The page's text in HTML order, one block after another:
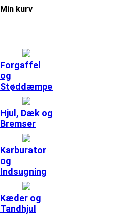
Min kurv
Forgaffel
og
Støddæmpere
Hjul, Dæk og
Bremser
Karburator
og
Indsugning
Kæder og
Tandhjul